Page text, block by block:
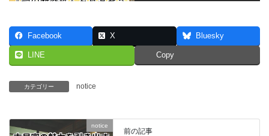
Facebook X Bluesky
LINE Copy
カテゴリー notice
notice
前の記事